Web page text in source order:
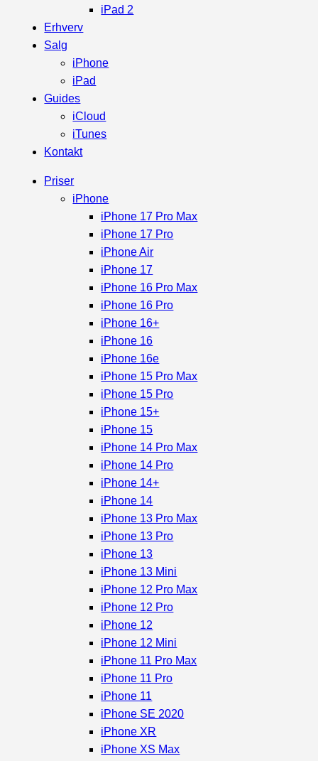
iPad 2
Erhverv
Salg
iPhone
iPad
Guides
iCloud
iTunes
Kontakt
Priser
iPhone
iPhone 17 Pro Max
iPhone 17 Pro
iPhone Air
iPhone 17
iPhone 16 Pro Max
iPhone 16 Pro
iPhone 16+
iPhone 16
iPhone 16e
iPhone 15 Pro Max
iPhone 15 Pro
iPhone 15+
iPhone 15
iPhone 14 Pro Max
iPhone 14 Pro
iPhone 14+
iPhone 14
iPhone 13 Pro Max
iPhone 13 Pro
iPhone 13
iPhone 13 Mini
iPhone 12 Pro Max
iPhone 12 Pro
iPhone 12
iPhone 12 Mini
iPhone 11 Pro Max
iPhone 11 Pro
iPhone 11
iPhone SE 2020
iPhone XR
iPhone XS Max